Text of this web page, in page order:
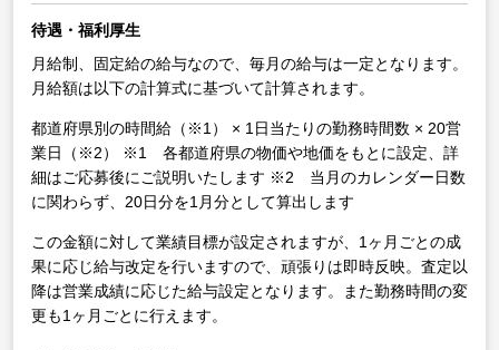
待遇・福利厚生
月給制、固定給の給与なので、毎月の給与は一定となります。
月給額は以下の計算式に基づいて計算されます。
都道府県別の時間給（※1） × 1日当たりの勤務時間数 × 20営
業日（※2）
※1 各都道府県の物価や地価をもとに設定、詳
細はご応募後にご説明いたします ※2 当月のカレンダー日数
に関わらず、20日分を1月分として算出します
この金額に対して業績目標が設定されますが、1ヶ月ごとの成
果に応じ給与改定を行いますので、頑張りは即時反映。査定以
降は営業成績に応じた給与設定となります。また勤務時間の変
更も1ヶ月ごとに行えます。